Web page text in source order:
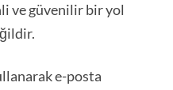
ve güvenilir bir yol
e-posta